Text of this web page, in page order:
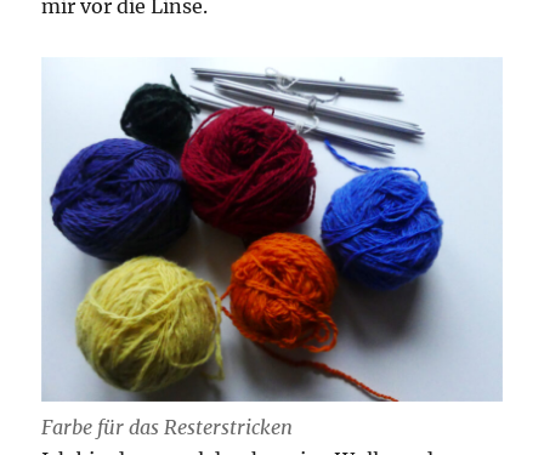
mir vor die Linse.
Farbe für das Resterstricken